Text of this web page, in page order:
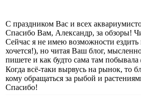
С праздником Вас и всех
Спасибо Вам, Александр, за обзоры!
Сейчас я не имею возможности ездить
хочется!), но читая Ваш блог,
пишете и как будто сама там побывала
Когда всё-таки вырвусь на рынок, то
кому обращаться за рыбой и
Спасибо!